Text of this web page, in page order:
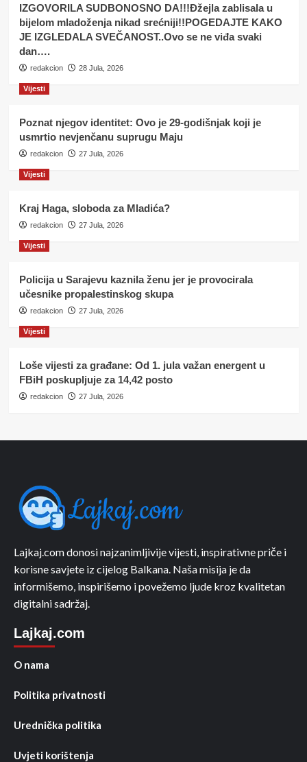
IZGOVORILA SUDBONOSNO DA!!!Đžejla zablisala u
bijelom mladoženja nikad srećniji!!POGEDAJTE KAKO
JE IZGLEDALA SVEČANOST..Ovo se ne viđa svaki
dan….
redakcion 28 Jula, 2026
Vijesti
Poznat njegov identitet: Ovo je 29-godišnjak koji je
usmrtio nevjenčanu suprugu Maju
redakcion 27 Jula, 2026
Vijesti
Kraj Haga, sloboda za Mladića?
redakcion 27 Jula, 2026
Vijesti
Policija u Sarajevu kaznila ženu jer je provocirala
učesnike propalestinskog skupa
redakcion 27 Jula, 2026
Vijesti
Loše vijesti za građane: Od 1. jula važan energent u
FBiH poskupljuje za 14,42 posto
redakcion 27 Jula, 2026
Lajkaj.com donosi najzanimljivije vijesti, inspirativne priče i
korisne savjete iz cijelog Balkana. Naša misija je da
informišemo, inspirišemo i povežemo ljude kroz kvalitetan
digitalni sadržaj.
Lajkaj.com
O nama
Politika privatnosti
Urednička politika
Uvjeti korištenja